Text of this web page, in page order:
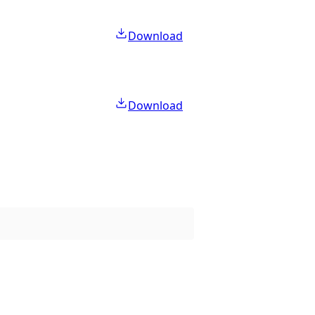
Download
Download